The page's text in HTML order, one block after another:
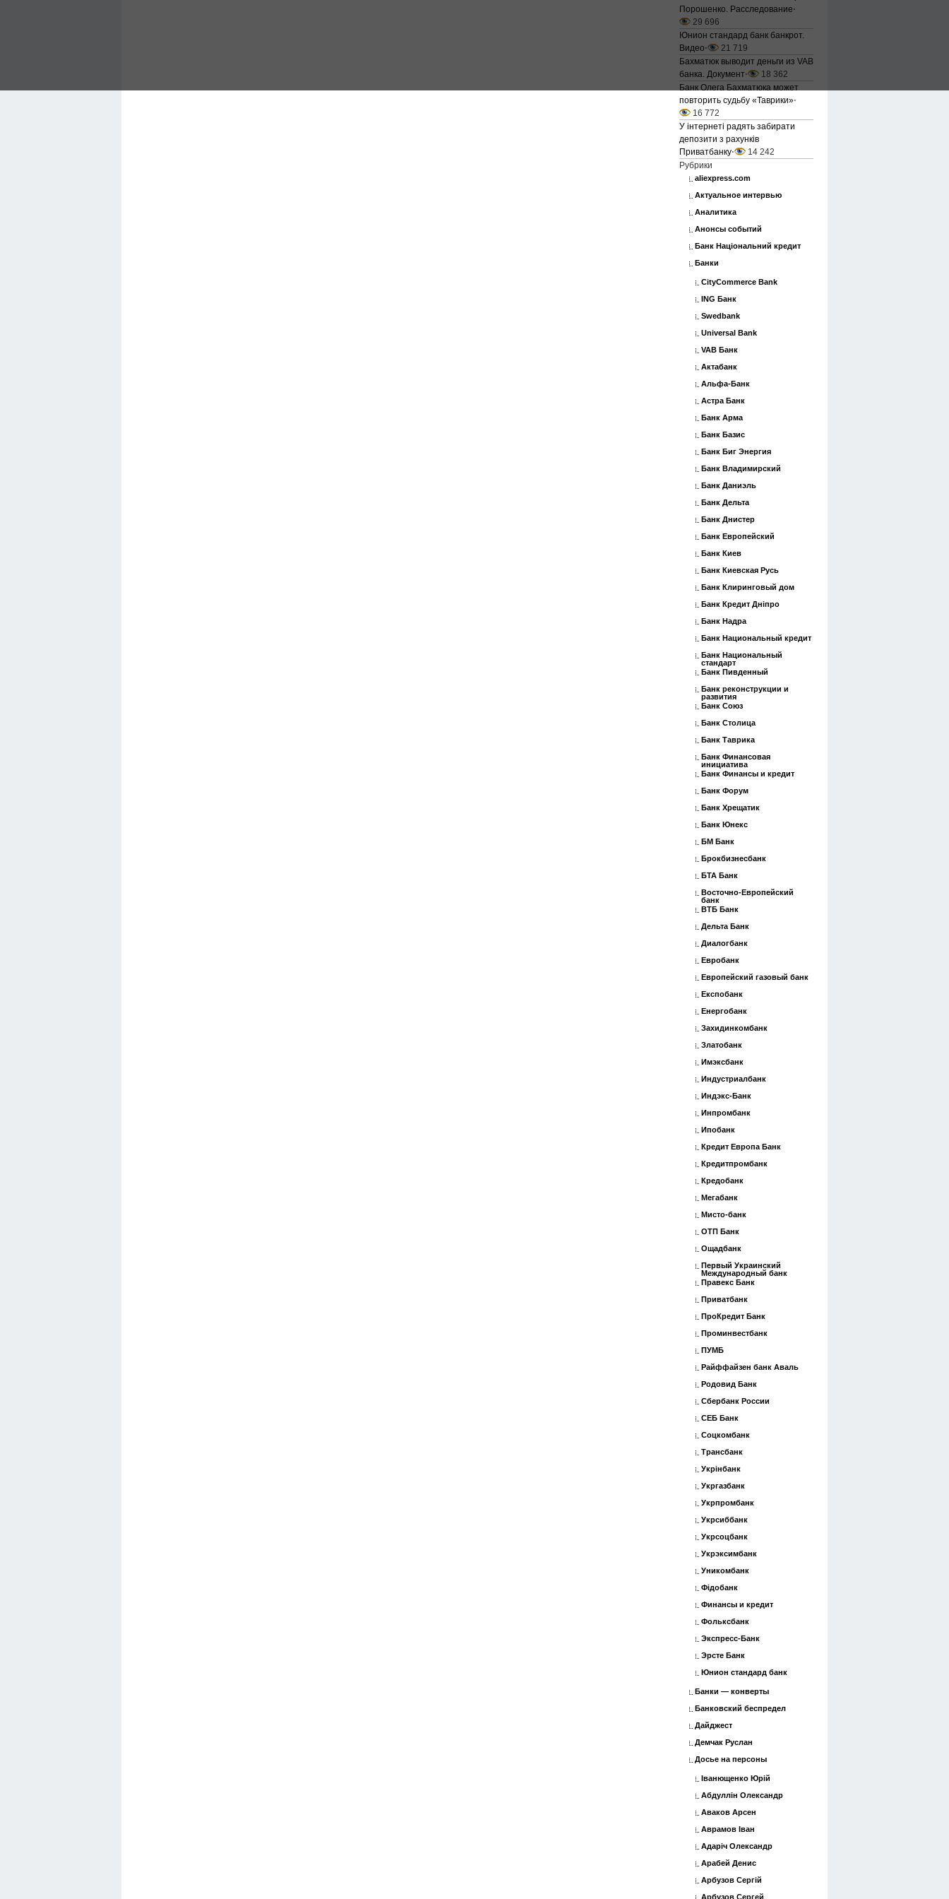
Порошенко. Расследование⋅
29 696
Юнион стандард банк банкрот.
Видео⋅
21 719
Бахматюк выводит деньги из VAB
банка. Документ⋅
18 362
Банк Олега Бахматюка может
повторить судьбу «Таврики»⋅
16 772
У інтернеті радять забирати
депозити з рахунків
Приватбанку⋅
14 242
Рубрики
aliexpress.com
Актуальное интервью
Аналитика
Анонсы событий
Банк Національний кредит
Банки
CityCommerce Bank
ING Банк
Swedbank
Universal Bank
VAB Банк
Актабанк
Альфа-Банк
Астра Банк
Банк Арма
Банк Базис
Банк Биг Энергия
Банк Владимирский
Банк Даниэль
Банк Дельта
Банк Днистер
Банк Европейский
Банк Киев
Банк Киевская Русь
Банк Клиринговый дом
Банк Кредит Дніпро
Банк Надра
Банк Национальный кредит
Банк Национальный
стандарт
Банк Пивденный
Банк реконструкции и
развития
Банк Союз
Банк Столица
Банк Таврика
Банк Финансовая
инициатива
Банк Финансы и кредит
Банк Форум
Банк Хрещатик
Банк Юнекс
БМ Банк
Брокбизнесбанк
БТА Банк
Восточно-Европейский
банк
ВТБ Банк
Дельта Банк
Диалогбанк
Евробанк
Европейский газовый банк
Експобанк
Енергобанк
Захидинкомбанк
Златобанк
Имэксбанк
Индустриалбанк
Индэкс-Банк
Инпромбанк
Ипобанк
Кредит Европа Банк
Кредитпромбанк
Кредобанк
Мегабанк
Мисто-банк
ОТП Банк
Ощадбанк
Первый Украинский
Международный банк
Правекс Банк
Приватбанк
ПроКредит Банк
Проминвестбанк
ПУМБ
Райффайзен банк Аваль
Родовид Банк
Сбербанк России
СЕБ Банк
Соцкомбанк
Трансбанк
Укрінбанк
Укргазбанк
Укрпромбанк
Укрсиббанк
Укрсоцбанк
Укрэксимбанк
Уникомбанк
Фідобанк
Финансы и кредит
Фольксбанк
Экспресс-Банк
Эрсте Банк
Юнион стандард банк
Банки — конверты
Банковский беспредел
Дайджест
Демчак Руслан
Досье на персоны
Іванющенко Юрій
Абдуллін Олександр
Аваков Арсен
Аврамов Іван
Адаріч Олександр
Арабей Денис
Арбузов Сергій
Арбузов Сергей